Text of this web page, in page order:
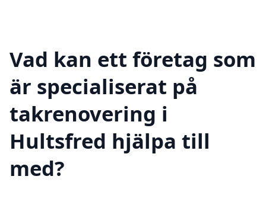
Vad kan ett företag som
är specialiserat på
takrenovering i
Hultsfred hjälpa till
med?